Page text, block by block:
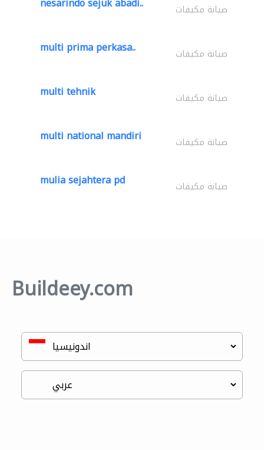
صيانة مكيفات
multi prima perkasa.. صيانة مكيفات
multi tehnik صيانة مكيفات
multi national mandiri صيانة مكيفات
mulia sejahtera pd صيانة مكيفات
Buildeey.com